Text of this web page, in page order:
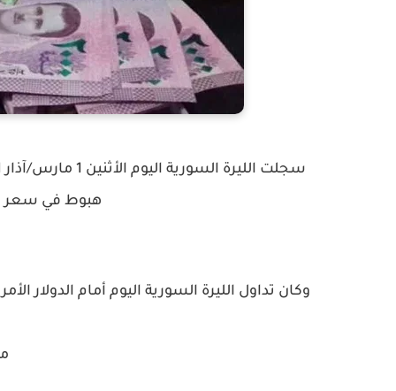
هبوط في سعر
وكان تداول الليرة السورية اليوم أمام الدولار